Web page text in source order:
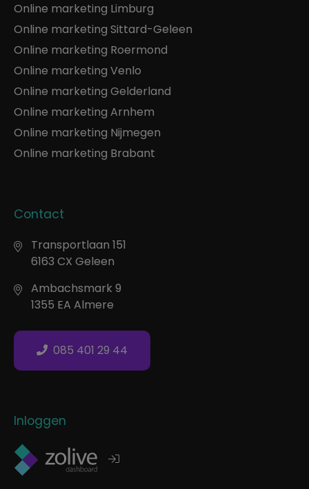
Online marketing Limburg
Online marketing Sittard-Geleen
Online marketing Roermond
Online marketing Venlo
Online marketing Gelderland
Online marketing Arnhem
Online marketing Nijmegen
Online marketing Brabant
Contact
Transportlaan 151
6163 CX Geleen
Ambachsmark 9
1355 EA Almere
085 401 29 44
Inloggen